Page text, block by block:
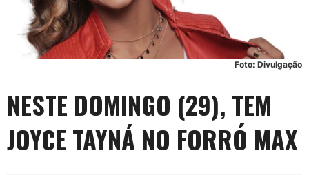
Foto: Divulgação
NESTE DOMINGO (29), TEM
JOYCE TAYNÁ NO FORRÓ MAX